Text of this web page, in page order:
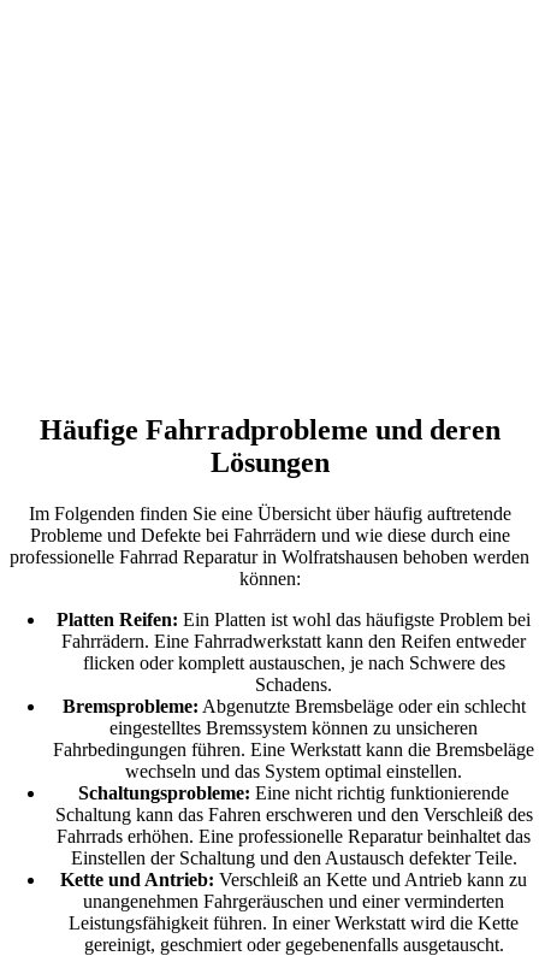
Häufige Fahrradprobleme und deren
Lösungen
Im Folgenden finden Sie eine Übersicht über häufig auftretende
Probleme und Defekte bei Fahrrädern und wie diese durch eine
professionelle Fahrrad Reparatur in Wolfratshausen behoben werden
können:
Platten Reifen: Ein Platten ist wohl das häufigste Problem bei
Fahrrädern. Eine Fahrradwerkstatt kann den Reifen entweder
flicken oder komplett austauschen, je nach Schwere des
Schadens.
Bremsprobleme: Abgenutzte Bremsbeläge oder ein schlecht
eingestelltes Bremssystem können zu unsicheren
Fahrbedingungen führen. Eine Werkstatt kann die Bremsbeläge
wechseln und das System optimal einstellen.
Schaltungsprobleme: Eine nicht richtig funktionierende
Schaltung kann das Fahren erschweren und den Verschleiß des
Fahrrads erhöhen. Eine professionelle Reparatur beinhaltet das
Einstellen der Schaltung und den Austausch defekter Teile.
Kette und Antrieb: Verschleiß an Kette und Antrieb kann zu
unangenehmen Fahrgeräuschen und einer verminderten
Leistungsfähigkeit führen. In einer Werkstatt wird die Kette
gereinigt, geschmiert oder gegebenenfalls ausgetauscht.